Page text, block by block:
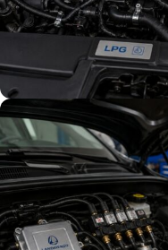
LPG
INSTALACIJA